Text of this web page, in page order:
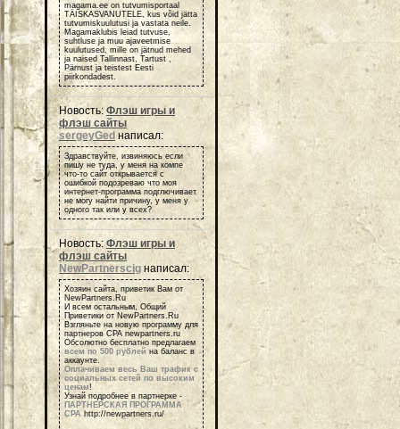
magama.ee on tutvumisportaal
TÄISKASVANUTELE, kus võid jätta
tutvumiskuulutusi ja vastata neile.
Magamaklubis leiad tutvuse,
suhtluse ja muu ajaveetmise
kuulutused, mille on jätnud mehed
ja naised Tallinnast, Tartust ,
Pärnust ja teistest Eesti
piirkondadest.
Новость: Флэш игры и
флэш сайты
sergeyGed написал:
Здравствуйте, извиняюсь если
пишу не туда, у меня на компе
что-то сайт открывается с
ошибкой подозреваю что моя
интернет-программа подглючивает
не могу найти причину, у меня у
одного так или у всех?
Новость:Флэш игры и
флэш сайты
NewPartnerscig написал:
Хозяин сайта, приветик Вам от
NewPartners.Ru
И всем остальным, Общий
Приветики от NewPartners.Ru
Взгляньте на новую программу для
партнеров СРА newpartners.ru
Обсолютно бесплатно предлагаем
всем по 500 рублей на баланс в
аккаунте.
Оплачиваем весь Ваш трафик с
социальных сетей по высоким
ценам!
Узнай подробнее в партнерке -
ПАРТНЕРСКАЯ ПРОГРАММА
СРА http://newpartners.ru/